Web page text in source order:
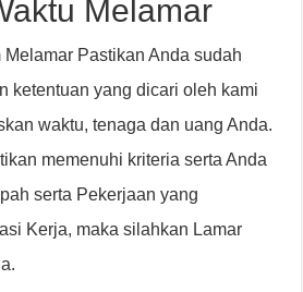
Melamar
Pastikan Anda sudah
ketentuan yang dicari oleh kami
waktu, tenaga dan uang Anda.
memenuhi kriteria serta Anda
serta Pekerjaan yang
Kerja, maka silahkan Lamar